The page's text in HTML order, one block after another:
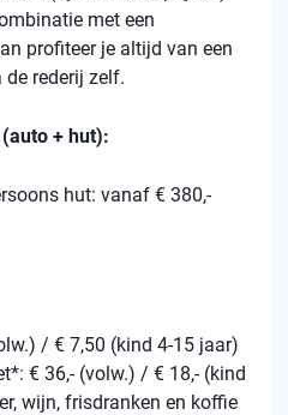
met een
profiteer je altijd van een
rederij zelf.
+ hut):
hut: vanaf € 380,-
/ € 7,50 (kind 4-15 jaar)
€ 36,- (volw.) / € 18,- (kind
wijn, frisdranken en koffie